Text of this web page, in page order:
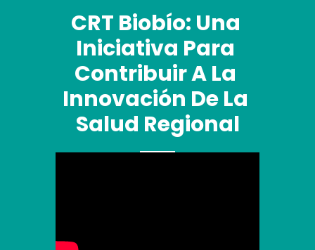
CRT Biobío: Una
Iniciativa Para
Contribuir A La
Innovación De La
Salud Regional